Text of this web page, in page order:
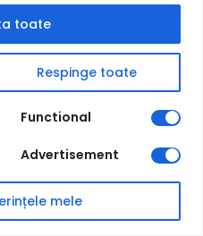
Respinge toate
toate
Functional
Advertisement
mele
DPD curier